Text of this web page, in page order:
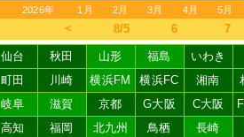
2026年 1月 2月 3月 4月 5月
＜ 8/5 6 7
仙台 秋田 山形 福島
いわき
町田 川崎 横浜FM 横浜FC 湘南
岐阜 滋賀 京都 G大阪 C大阪
高知 福岡 北九州 鳥栖 長崎